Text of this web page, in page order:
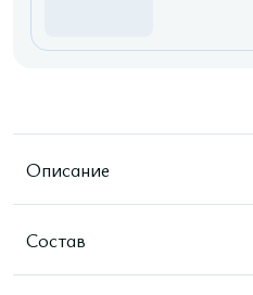
Описание
Состав